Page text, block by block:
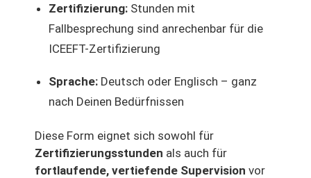
Zertifizierung: Stunden mit
Fallbesprechung sind anrechenbar für die
ICEEFT-Zertifizierung
Sprache: Deutsch oder Englisch – ganz
nach Deinen Bedürfnissen
Diese Form eignet sich sowohl für
Zertifizierungsstunden als auch für
fortlaufende, vertiefende Supervision vor